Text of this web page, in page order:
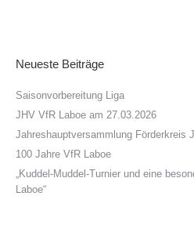
Neueste Beiträge
Saisonvorbereitung Liga
JHV VfR Laboe am 27.03.2026
Jahreshauptversammlung Förderkreis
100 Jahre VfR Laboe
„Kuddel-Muddel-Turnier und eine
Laboe“